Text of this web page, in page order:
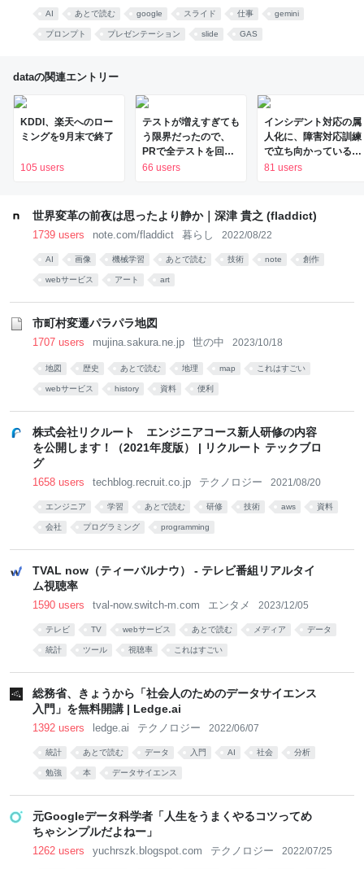
AI あとで読む google スライド 仕事 gemini
プロンプト プレゼンテーション slide GAS
dataの関連エントリー
KDDI、楽天へのロー
ミングを9月末で終了
105 users
テストが増えすぎても
う限界だったので、
PRで全テストを回す
のをやめた話 - Timee
66 users
インシデント対応の属
人化に、障害対応訓練
で立ち向かっている -
tebiki Tech Blog
81 users
世界変革の前夜は思ったより静か｜深津 貴之 (fladdict)
1739 users note.com/fladdict 暮らし 2022/08/22
AI 画像 機械学習 あとで読む 技術 note 創作
webサービス アート art
市町村変遷パラパラ地図
1707 users mujina.sakura.ne.jp 世の中 2023/10/18
地図 歴史 あとで読む 地理 map これはすごい
webサービス history 資料 便利
株式会社リクルート エンジニアコース新人研修の内容
を公開します！（2021年度版） | リクルート テックブロ
グ
1658 users techblog.recruit.co.jp テクノロジー 2021/08/20
エンジニア 学習 あとで読む 研修 技術 aws 資料
会社 プログラミング programming
TVAL now（ティーバルナウ） - テレビ番組リアルタイ
ム視聴率
1590 users tval-now.switch-m.com エンタメ 2023/12/05
テレビ TV webサービス あとで読む メディア データ
統計 ツール 視聴率 これはすごい
総務省、きょうから「社会人のためのデータサイエンス
入門」を無料開講 | Ledge.ai
1392 users ledge.ai テクノロジー 2022/06/07
統計 あとで読む データ 入門 AI 社会 分析
勉強 本 データサイエンス
元Googleデータ科学者「人生をうまくやるコツってめ
ちゃシンプルだよねー」
1262 users yuchrszk.blogspot.com テクノロジー 2022/07/25